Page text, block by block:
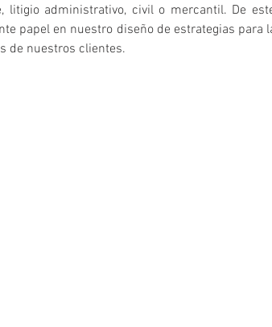
litigio administrativo, civil o mercantil. De
papel en nuestro diseño de estrategias para
de nuestros clientes.